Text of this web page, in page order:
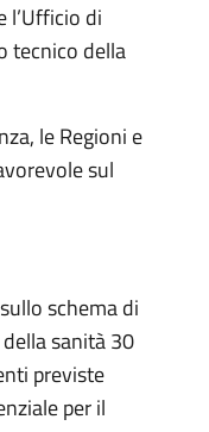
l’Ufficio di
tecnico della
le Regioni e
sul
schema di
sanità 30
previste
per il